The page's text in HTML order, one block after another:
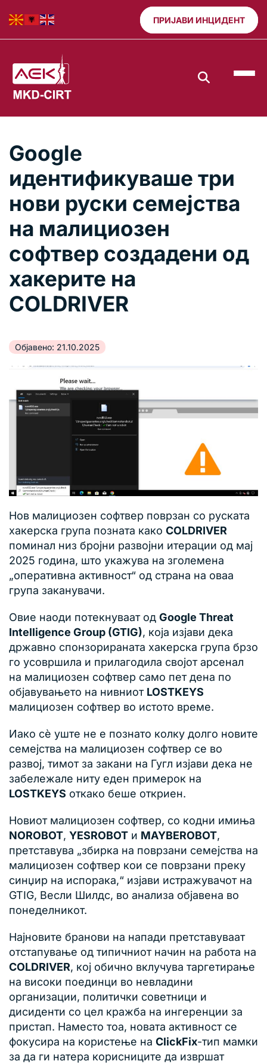
ПРИЈАВИ ИНЦИДЕНТ
Google
идентификуваше три
нови руски семејства
на малициозен
софтвер создадени од
хакерите на
COLDRIVER
Објавено: 21.10.2025
Нов малициозен софтвер поврзан со руската
хакерска група позната како COLDRIVER
поминал низ бројни развојни итерации од мај
2025 година, што укажува на зголемена
„оперативна активност“ од страна на оваа
група заканувачи.
Овие наоди потекнуваат од Google Threat
Intelligence Group (GTIG), која изјави дека
државно спонзорираната хакерска група брзо
го усовршила и прилагодила својот арсенал
на малициозен софтвер само пет дена по
објавувањето на нивниот LOSTKEYS
малициозен софтвер во истото време.
Иако сè уште не е познато колку долго новите
семејства на малициозен софтвер се во
развој, тимот за закани на Гугл изјави дека не
забележале ниту еден примерок на
LOSTKEYS откако беше откриен.
Новиот малициозен софтвер, со кодни имиња
NOROBOT, YESROBOT и MAYBEROBOT,
претставува „збирка на поврзани семејства на
малициозен софтвер кои се поврзани преку
синџир на испорака,“ изјави истражувачот на
GTIG, Весли Шилдс, во анализа објавена во
понеделникот.
Најновите бранови на напади претставуваат
отстапување од типичниот начин на работа на
COLDRIVER, кој обично вклучува таргетирање
на високи поединци во невладини
организации, политички советници и
дисиденти со цел кражба на ингеренции за
пристап. Наместо тоа, новата активност се
фокусира на користење на ClickFix-тип мамки
за да ги натера корисниците да извршат